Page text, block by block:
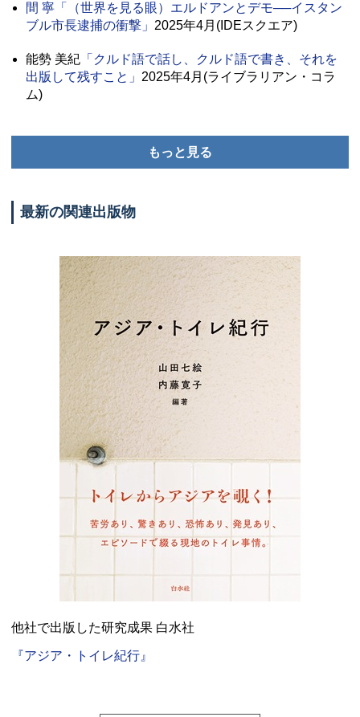
間 寧 「（世界を見る眼）エルドアンとデモ──イスタン
ブル市長逮捕の衝撃」 2025年4月(IDEスクエア)
能勢 美紀 「クルド語で話し、クルド語で書き、それを
出版して残すこと」 2025年4月(ライブラリアン・コラ
ム)
もっと見る
最新の関連出版物
他社で出版した研究成果 白水社
『アジア・トイレ紀行』